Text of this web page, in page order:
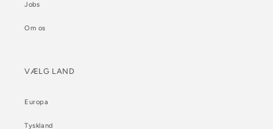
Jobs
Om os
VÆLG LAND
Europa
Tyskland